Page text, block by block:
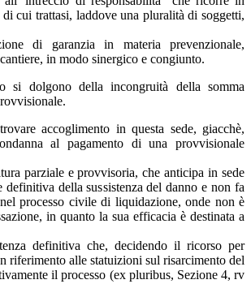
cui trattasi, laddove una pluralità di soggetti,
di garanzia in materia prevenzionale,
in modo sinergico e congiunto.
si dolgono della incongruità della somma
accoglimento in questa sede, giacchè,
al pagamento di una provvisionale
parziale e provvisoria, che anticipa in sede
definitiva della sussistenza del danno e non fa
processo civile di liquidazione, onde non è
in quanto la sua efficacia è destinata a
definitiva che, decidendo il ricorso per
riferimento alle statuizioni sul risarcimento del
il processo (ex pluribus, Sezione 4, rv